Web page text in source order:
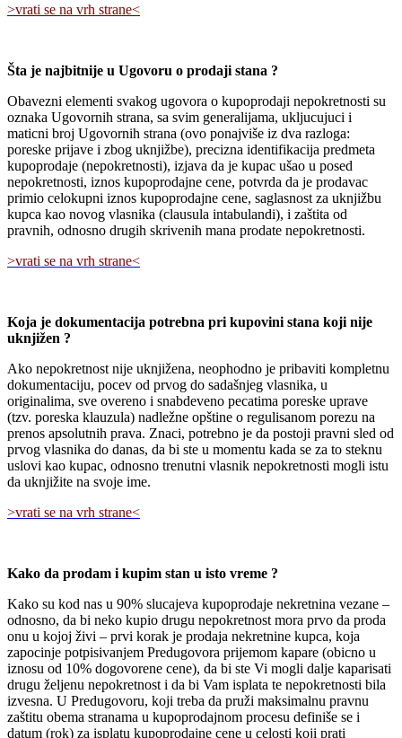
>vrati se na vrh strane<
Šta je najbitnije u Ugovoru o prodaji stana ?
Obavezni elementi svakog ugovora o kupoprodaji nepokretnosti su
oznaka Ugovornih strana, sa svim generalijama, ukljucujuci i
maticni broj Ugovornih strana (ovo ponajviše iz dva razloga:
poreske prijave i zbog uknjižbe), precizna identifikacija predmeta
kupoprodaje (nepokretnosti), izjava da je kupac ušao u posed
nepokretnosti, iznos kupoprodajne cene, potvrda da je prodavac
primio celokupni iznos kupoprodajne cene, saglasnost za uknjižbu
kupca kao novog vlasnika (clausula intabulandi), i zaštita od
pravnih, odnosno drugih skrivenih mana prodate nepokretnosti.
>vrati se na vrh strane<
Koja je dokumentacija potrebna pri kupovini stana koji nije
uknjižen ?
Ako nepokretnost nije uknjižena, neophodno je pribaviti kompletnu
dokumentaciju, pocev od prvog do sadašnjeg vlasnika, u
originalima, sve overeno i snabdeveno pecatima poreske uprave
(tzv. poreska klauzula) nadležne opštine o regulisanom porezu na
prenos apsolutnih prava. Znaci, potrebno je da postoji pravni sled od
prvog vlasnika do danas, da bi ste u momentu kada se za to steknu
uslovi kao kupac, odnosno trenutni vlasnik nepokretnosti mogli istu
da uknjižite na svoje ime.
>vrati se na vrh strane<
Kako da prodam i kupim stan u isto vreme ?
Kako su kod nas u 90% slucajeva kupoprodaje nekretnina vezane –
odnosno, da bi neko kupio drugu nepokretnost mora prvo da proda
onu u kojoj živi – prvi korak je prodaja nekretnine kupca, koja
zapocinje potpisivanjem Predugovora prijemom kapare (obicno u
iznosu od 10% dogovorene cene), da bi ste Vi mogli dalje kaparisati
drugu željenu nepokretnost i da bi Vam isplata te nepokretnosti bila
izvesna. U Predugovoru, koji treba da pruži maksimalnu pravnu
zaštitu obema stranama u kupoprodajnom procesu definiše se i
datum (rok) za isplatu kupoprodajne cene u celosti koji prati